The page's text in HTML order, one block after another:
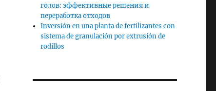
голов: эффективные решения и
переработка отходов
Inversión en una planta de fertilizantes con
sistema de granulación por extrusión de
rodillos